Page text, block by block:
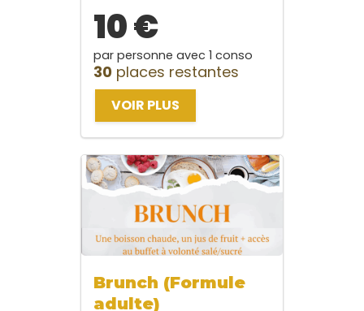
10 €
par personne avec 1 conso
30 places restantes
VOIR PLUS
Brunch (Formule
adulte)